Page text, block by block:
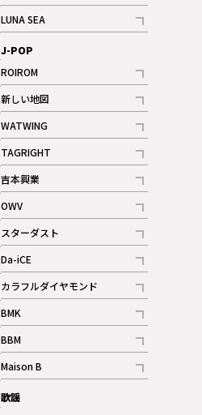
記事
LUNA SEA
記事
J-POP
ROIROM
記事
新しい地図
記事
WATWING
記事
TAGRIGHT
記事
吉本興業
記事
OWV
記事
ギャラリー
スターダスト
記事
Da-iCE
記事
カラフルダイヤモンド
記事
BMK
記事
BBM
記事
ギャラリー
Maison B
記事
歌謡